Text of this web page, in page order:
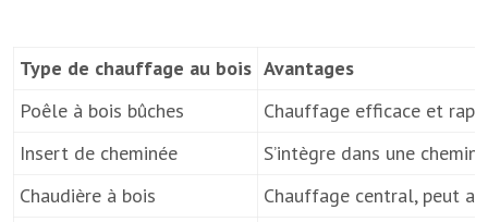
Type de chauffage au bois Avantages
Poêle à bois bûches
Chauffage efficace et
Insert de cheminée
S’intègre dans une
Chaudière à bois
Chauffage central, peut